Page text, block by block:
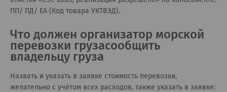
ПП/ ПД/ ЕА (Код товара УКТВЭД).
Что должен организатор морской
перевозки грузасообщить
владельцу груза
Назвать и указать в заявке стоимость перевозки,
желательно с учётом всех расходов, также указать в заявке: